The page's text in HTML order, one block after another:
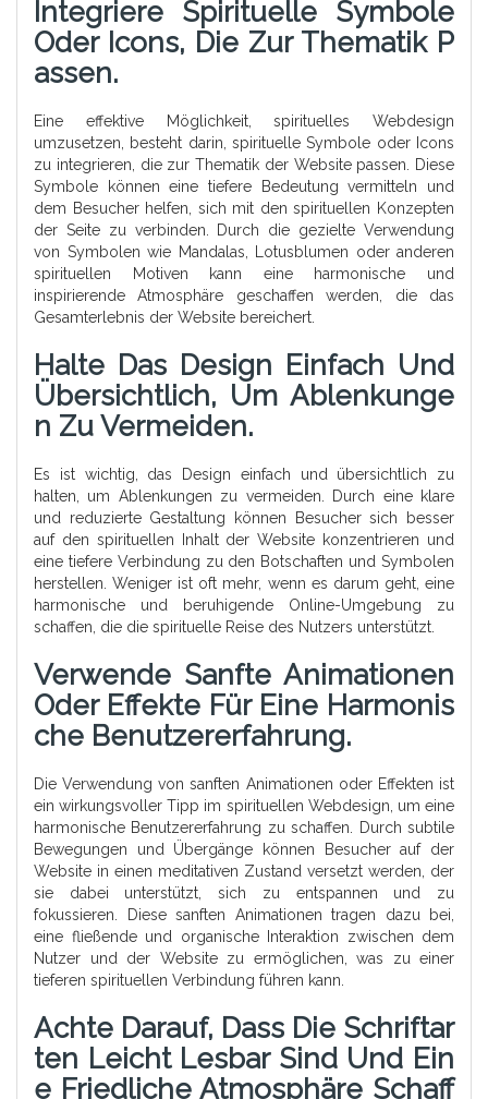
Integriere Spirituelle Symbole
Oder Icons, Die Zur Thematik P
Assen.
Eine effektive Möglichkeit, spirituelles Webdesign
umzusetzen, besteht darin, spirituelle Symbole oder Icons
zu integrieren, die zur Thematik der Website passen. Diese
Symbole können eine tiefere Bedeutung vermitteln und
dem Besucher helfen, sich mit den spirituellen Konzepten
der Seite zu verbinden. Durch die gezielte Verwendung
von Symbolen wie Mandalas, Lotusblumen oder anderen
spirituellen Motiven kann eine harmonische und
inspirierende Atmosphäre geschaffen werden, die das
Gesamterlebnis der Website bereichert.
Halte Das Design Einfach Und
Übersichtlich, Um Ablenkunge
N Zu Vermeiden.
Es ist wichtig, das Design einfach und übersichtlich zu
halten, um Ablenkungen zu vermeiden. Durch eine klare
und reduzierte Gestaltung können Besucher sich besser
auf den spirituellen Inhalt der Website konzentrieren und
eine tiefere Verbindung zu den Botschaften und Symbolen
herstellen. Weniger ist oft mehr, wenn es darum geht, eine
harmonische und beruhigende Online-Umgebung zu
schaffen, die die spirituelle Reise des Nutzers unterstützt.
Verwende Sanfte Animationen
Oder Effekte Für Eine Harmonis
Che Benutzererfahrung.
Die Verwendung von sanften Animationen oder Effekten ist
ein wirkungsvoller Tipp im spirituellen Webdesign, um eine
harmonische Benutzererfahrung zu schaffen. Durch subtile
Bewegungen und Übergänge können Besucher auf der
Website in einen meditativen Zustand versetzt werden, der
sie dabei unterstützt, sich zu entspannen und zu
fokussieren. Diese sanften Animationen tragen dazu bei,
eine fließende und organische Interaktion zwischen dem
Nutzer und der Website zu ermöglichen, was zu einer
tieferen spirituellen Verbindung führen kann.
Achte Darauf, Dass Die Schriftar
Ten Leicht Lesbar Sind Und Ein
E Friedliche Atmosphäre Schaff